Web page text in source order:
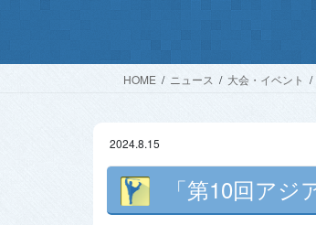
HOME ニュース 大会・イベント
2024.8.15
「第10回アジ